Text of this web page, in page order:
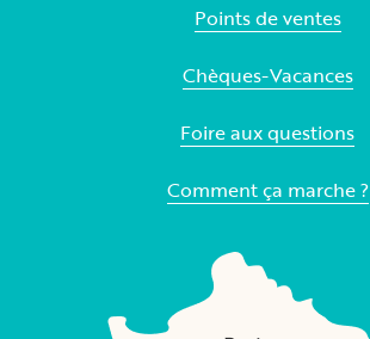
Points de ventes
Chèques-Vacances
Foire aux questions
Comment ça marche ?